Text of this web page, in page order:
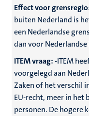
Effect voor
buiten Nederland is
een Nederlandse
dan voor
ITEM vraag:-ITEM
voorgelegd aan
Zaken of het verschil
EU-recht, meer in het
personen. De hogere